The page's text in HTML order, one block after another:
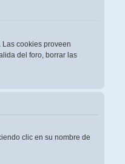
cookies proveen
del foro, borrar las
clic en su nombre de